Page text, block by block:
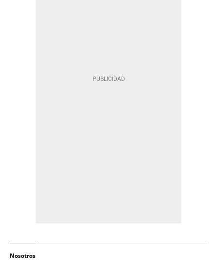
Nosotros